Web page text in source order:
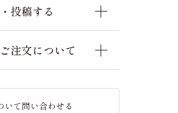
投稿する
注文について
いて問い合わせる